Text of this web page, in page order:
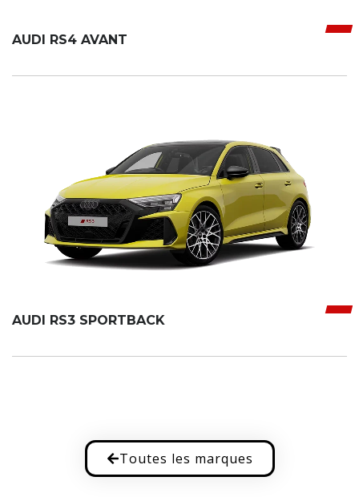
AUDI RS4 AVANT
AUDI RS3 SPORTBACK
Toutes les marques